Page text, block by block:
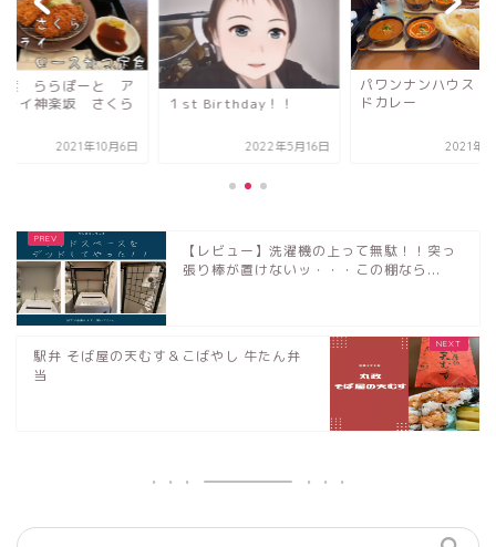
Birthday！！
2022年5月16日
パワンナンハウス イン
ドカレー
2021年5月5日
柏の葉 ららぽー
ジフライ神楽坂 さ
2021年10
【レビュー】洗濯機の上って無駄！！突っ
張り棒が置けないッ・・・この棚なら...
駅弁 そば屋の天むす＆こばやし 牛たん弁
当